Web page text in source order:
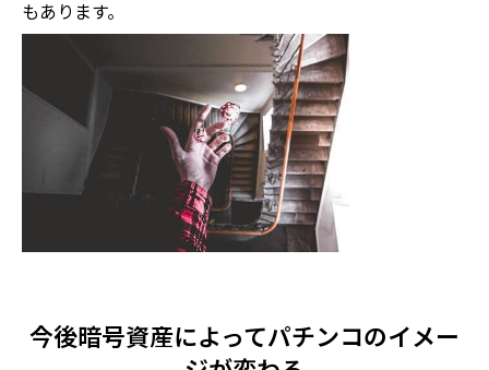
もあります。
今後暗号資産によってパチンコのイメー